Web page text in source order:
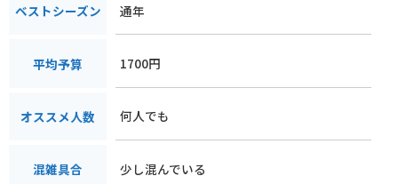
ベストシーズン 通年
平均予算 1700円
オススメ人数 何人でも
混雑具合 少し混んでいる